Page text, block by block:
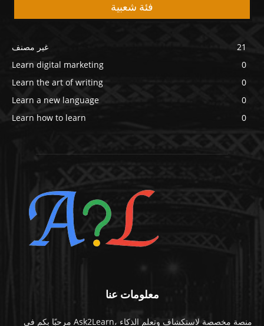
فئة شعبية
غير مصنف
21
Learn digital marketing
0
Learn the art of writing
0
Learn a new language
0
Learn how to learn
0
معلومات عنا
مرحبًا بكم في Ask2Learn، منصة مخصصة لاستكشاف وتعلم الذكاء